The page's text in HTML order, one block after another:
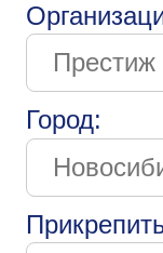
Город: